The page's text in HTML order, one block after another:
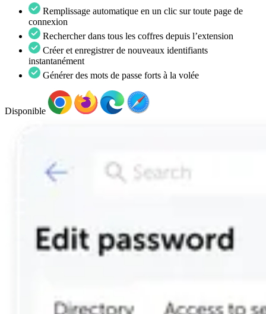
Remplissage automatique en un clic sur toute page de
connexion
Rechercher dans tous les coffres depuis l’extension
Créer et enregistrer de nouveaux identifiants
instantanément
Générer des mots de passe forts à la volée
Disponible